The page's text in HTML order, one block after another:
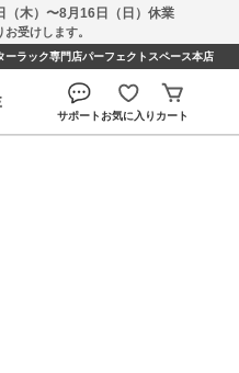
（木）〜8月16日（日）休業
受けします。
ラック専門店パーフェクトスペース本店
サポートお気に入り カート
棚用) ウッドシート
イプのレビュー
棚用) ウッドシート表裏リバーシブル